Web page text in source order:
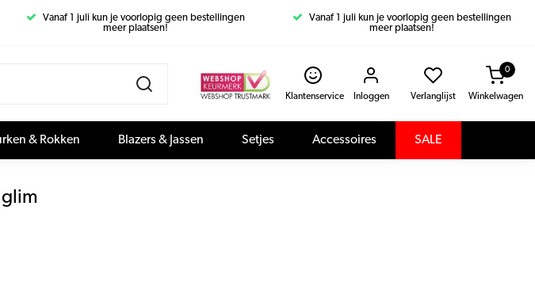
Vanaf 1 juli kun je voorlopig geen bestellingen
meer plaatsen!
Vanaf 1 juli kun je voorlopig geen bestellingen
meer plaatsen!
Klantenservice Inloggen Verlanglijst Winkelwagen
0
& Rokken Blazers & Jassen Setjes Accessoires SALE